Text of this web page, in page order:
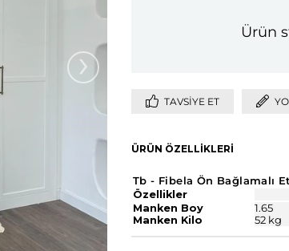
›
Ürün
TAVSIYE ET
ÜRÜN ÖZELLIKLERI
Tb - Fibela Ön Bağlamalı
Özellikler
Manken Boy
Manken Kilo
1.65
52 kg